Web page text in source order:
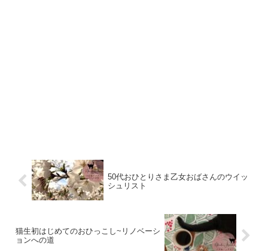
50代おひとりさま乙女おばさんのウイッ
シュリスト
猫生初はじめてのおひっこし~リノベーシ
ョンへの道